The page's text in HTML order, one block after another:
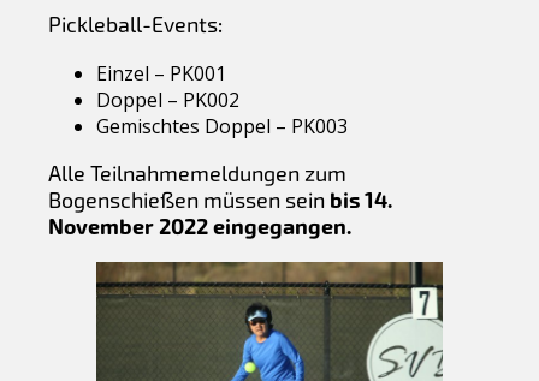
Pickleball-Events:
Einzel – PK001
Doppel – PK002
Gemischtes Doppel – PK003
Alle Teilnahmemeldungen zum
Bogenschießen müssen sein bis 14.
November 2022 eingegangen.